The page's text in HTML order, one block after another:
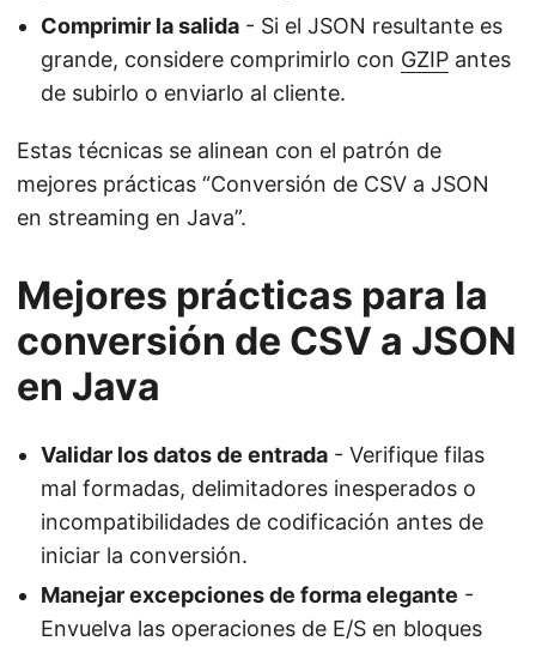
Comprimir la salida - Si el JSON resultante es
grande, considere comprimirlo con GZIP antes
de subirlo o enviarlo al cliente.
Estas técnicas se alinean con el patrón de
mejores prácticas “Conversión de CSV a JSON
en streaming en Java”.
Mejores prácticas para la
conversión de CSV a JSON
en Java
Validar los datos de entrada - Verifique filas
mal formadas, delimitadores inesperados o
incompatibilidades de codificación antes de
iniciar la conversión.
Manejar excepciones de forma elegante -
Envuelva las operaciones de E/S en bloques